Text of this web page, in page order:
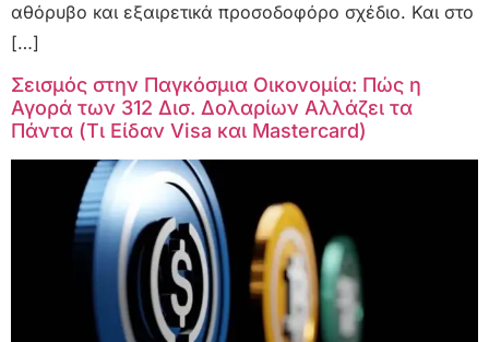
αθόρυβο και εξαιρετικά προσοδοφόρο σχέδιο. Και στο
[…]
Σεισμός στην Παγκόσμια Οικονομία: Πώς η
Αγορά των 312 Δισ. Δολαρίων Αλλάζει τα
Πάντα (Τι Είδαν Visa και Mastercard)